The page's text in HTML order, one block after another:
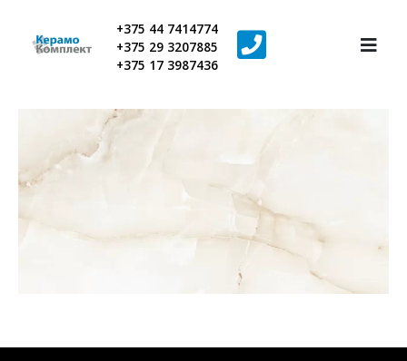
+375 44 7414774
+375 29 3207885
+375 17 3987436